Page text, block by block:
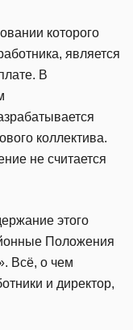
которого
является
В
коллектива.
не считается
этого
Положения
Всё, о чем
и директор,